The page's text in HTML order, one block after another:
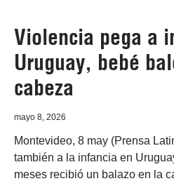
Violencia pega a
Uruguay, bebé
cabeza
mayo 8, 2026
Montevideo, 8 may (Prensa
también a la infancia en
meses recibió un balazo en la